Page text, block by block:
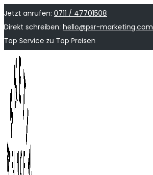
Jetzt anrufen: 0711 / 47701508
Direkt schreiben: hello@psr-marketing.com
Top Service zu Top Preisen
Skip
navigation
Skip
content